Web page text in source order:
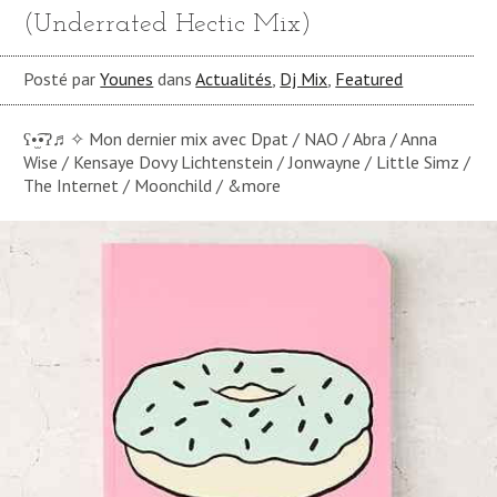
(Underrated Hectic Mix)
Posté parYounes dansActualités, Dj Mix, Featured
ʕ•̫͡•ʔ♬✧ Mon dernier mix avec Dpat / NAO / Abra / Anna
Wise / Kensaye Dovy Lichtenstein / Jonwayne / Little Simz /
The Internet / Moonchild / &more